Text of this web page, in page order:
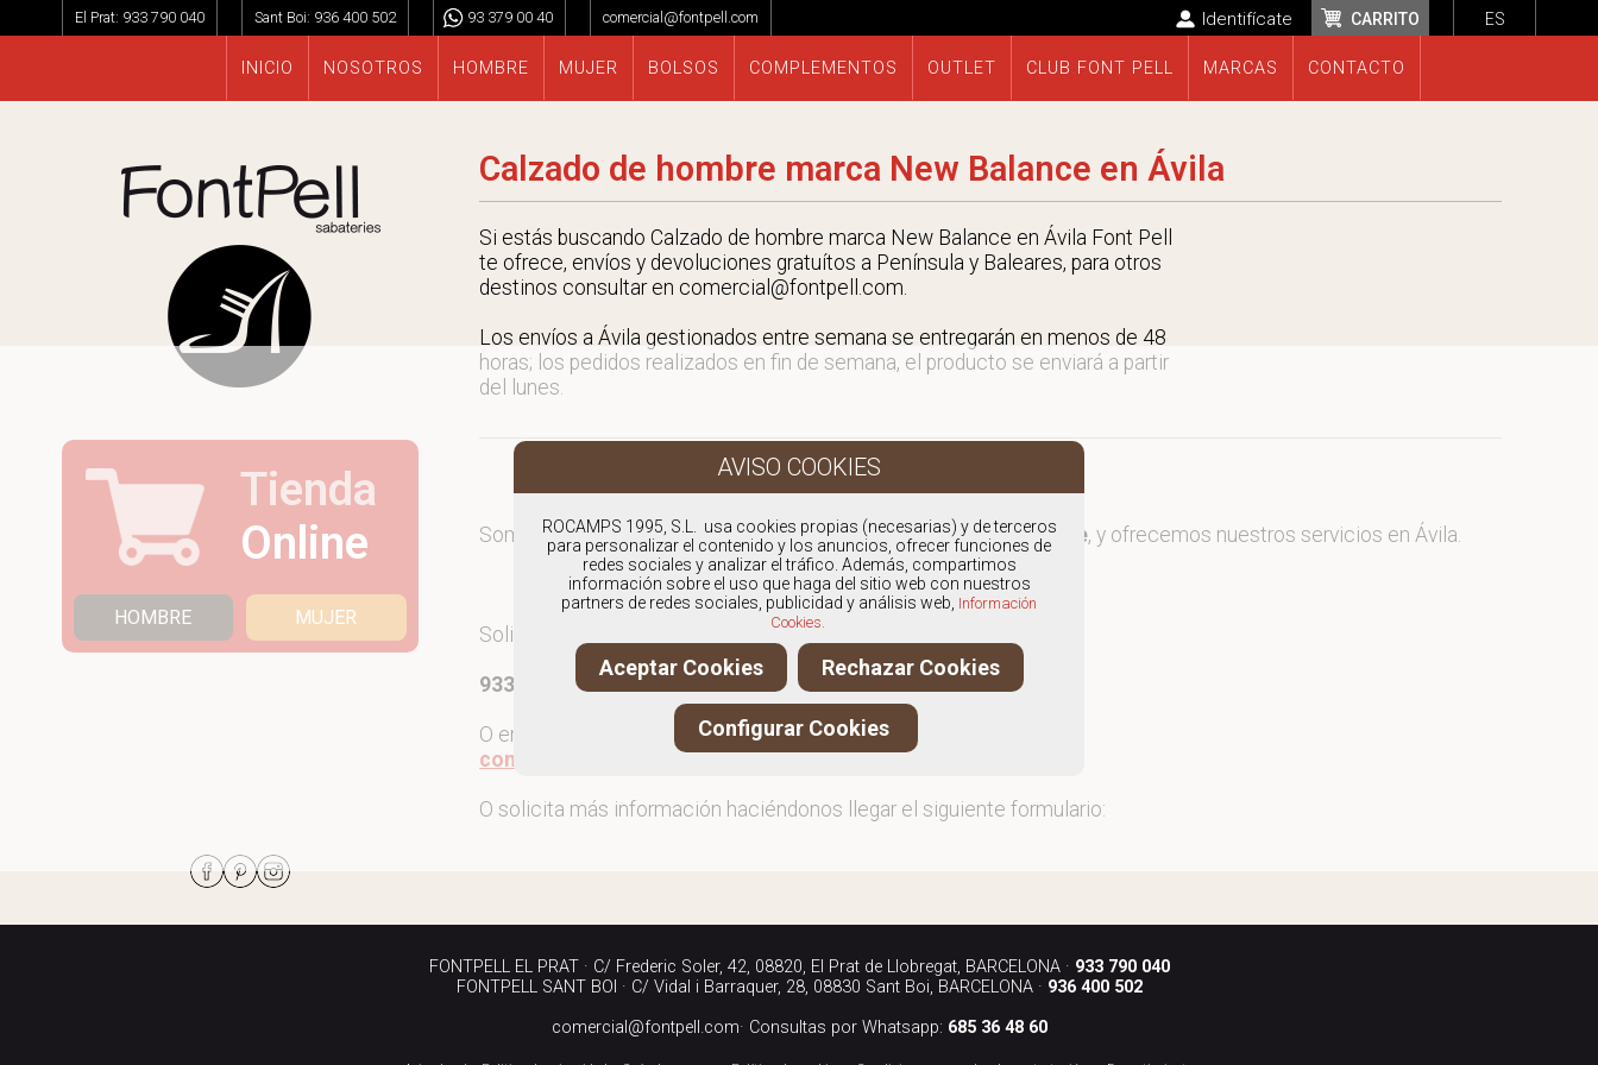
ES
El Prat: 933 790 040 Sant Boi: 936 400 502 93 379 00 40 comercial@fontpell.com CARRITO
Identifícate
INICIO NOSOTROS HOMBRE MUJER BOLSOS COMPLEMENTOS OUTLET CLUB FONT PELL MARCAS CONTACTO
Tienda
Online
HOMBRE MUJER
Calzado de hombre marca New Balance en Ávila
Si estás buscando Calzado de hombre marca New Balance en Ávila Font Pell
te ofrece, envíos y devoluciones gratuítos a Península y Baleares, para otros
destinos consultar en comercial@fontpell.com.
Los envíos a Ávila gestionados entre semana se entregarán en menos de 48
horas; los pedidos realizados en fin de semana, el producto se enviará a partir
del lunes.
Somosespecialistas en Calzado de hombre marca New Balance, y ofrecemos nuestros servicios en Ávila.
Solicita más información llamándonos a los teléfonos:
933 790 040
O enviándonos un correo electrónico a:
comercial@fontpell.com
O solicita más información haciéndonos llegar el siguiente formulario:
FONTPELL EL PRAT · C/ Frederic Soler, 42, 08820, El Prat de Llobregat, BARCELONA · 933 790 040
FONTPELL SANT BOI · C/ Vidal i Barraquer, 28, 08830 Sant Boi, BARCELONA · 936 400 502
comercial@fontpell.com· Consultas por Whatsapp: 685 36 48 60
ROCAMPS 1995, S.L. usa cookies propias (necesarias) y de terceros
para personalizar el contenido y los anuncios, ofrecer funciones de
redes sociales y analizar el tráfico. Además, compartimos
información sobre el uso que haga del sitio web con nuestros
partners de redes sociales, publicidad y análisis web, Información
Cookies.
Aceptar Cookies Rechazar Cookies
Configurar Cookies